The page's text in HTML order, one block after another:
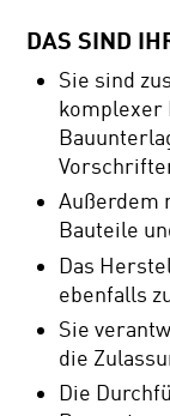
DAS SIND
Sie sind
komplexer
Außerdem
Bauteile
Das
ebenfalls
Sie
die
Die